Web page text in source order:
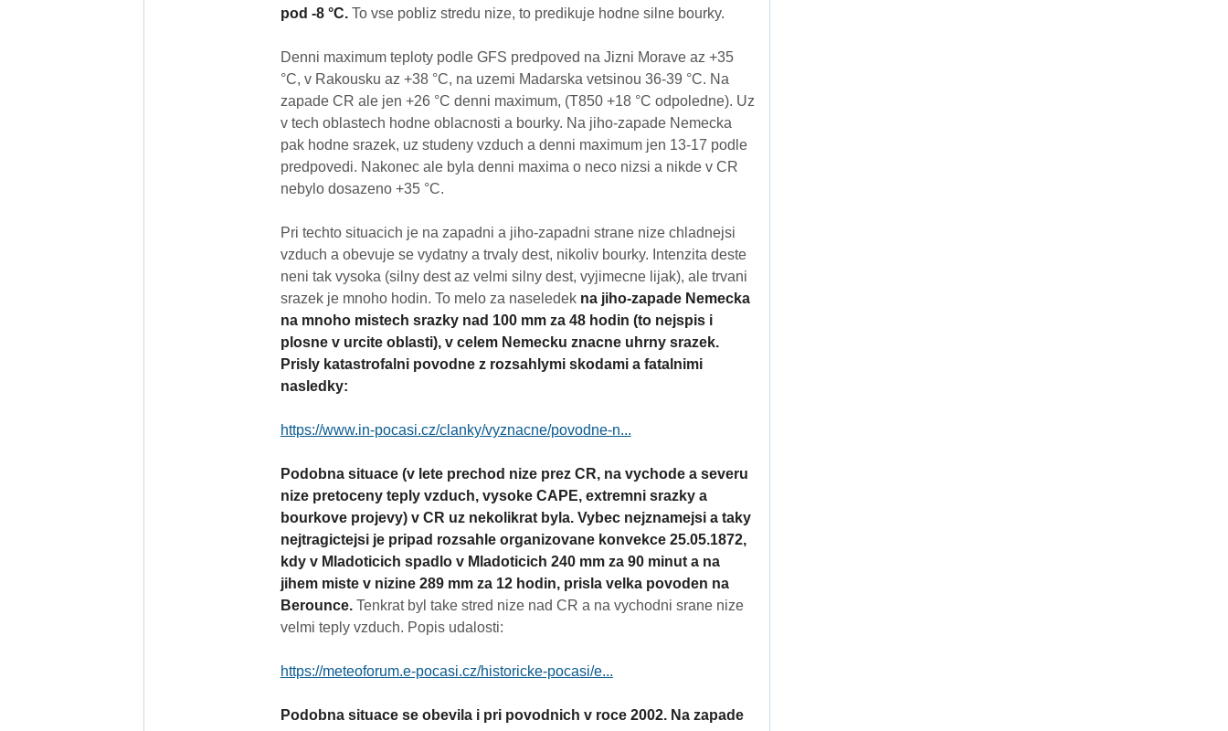
pod -8 °C.To vse pobliz stredu nize, to predikuje hodne silne bourky.
Denni maximum teploty podle GFS predpoved na Jizni Morave az +35
°C, v Rakousku az +38 °C, na uzemi Madarska vetsinou 36-39 °C. Na
zapade CR ale jen +26 °C denni maximum, (T850 +18 °C odpoledne). Uz
v tech oblastech hodne oblacnosti a bourky. Na jiho-zapade Nemecka
pak hodne srazek, uz studeny vzduch a denni maximum jen 13-17 podle
predpovedi. Nakonec ale byla denni maxima o neco nizsi a nikde v CR
nebylo dosazeno +35 °C.
Pri techto situacich je na zapadni a jiho-zapadni strane nize chladnejsi
vzduch a obevuje se vydatny a trvaly dest, nikoliv bourky. Intenzita deste
neni tak vysoka (silny dest az velmi silny dest, vyjimecne lijak), ale trvani
srazek je mnoho hodin. To melo za naseledek na jiho-zapade Nemecka
na mnoho mistech srazky nad 100 mm za 48 hodin (to nejspis i
plosne v urcite oblasti), v celem Nemecku znacne uhrny srazek.
Prisly katastrofalni povodne z rozsahlymi skodami a fatalnimi
nasledky:
https://www.in-pocasi.cz/clanky/vyznacne/povodne-n...
Podobna situace (v lete prechod nize prez CR, na vychode a severu
nize pretoceny teply vzduch, vysoke CAPE, extremni srazky a
bourkove projevy) v CR uz nekolikrat byla. Vybec nejznamejsi a taky
nejtragictejsi je pripad rozsahle organizovane konvekce 25.05.1872,
kdy v Mladoticich spadlo v Mladoticich 240 mm za 90 minut a na
jihem miste v nizine 289 mm za 12 hodin, prisla velka povoden na
Berounce.Tenkrat byl take stred nize nad CR a na vychodni srane nize
velmi teply vzduch. Popis udalosti:
https://meteoforum.e-pocasi.cz/historicke-pocasi/e...
Podobna situace se obevila i pri povodnich v roce 2002. Na zapade